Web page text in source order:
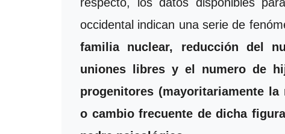
occidental indican una serie de
familia nuclear, reducción del
uniones libres y el numero de
progenitores (mayoritariamente
o cambio frecuente de dicha